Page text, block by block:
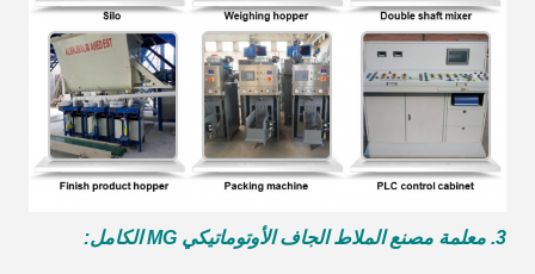
3. معلمة مصنع الملاط الجاف الأوتوماتيكي MG الكامل :